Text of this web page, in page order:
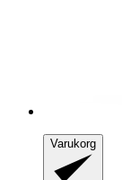
Varukorg